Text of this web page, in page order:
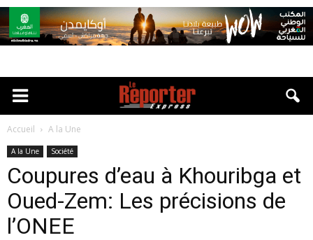
Accueil A la Une
A la Une Société
Coupures d’eau à Khouribga et
Oued-Zem: Les précisions de
l’ONEE